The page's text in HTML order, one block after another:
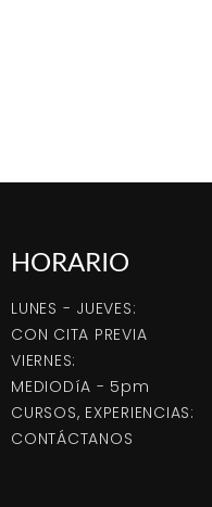
HORARIO
LUNES - JUEVES:
CON CITA PREVIA
VIERNES:
MEDIODíA - 5pm
CURSOS, EXPERIENCIAS:
CONTÁCTANOS